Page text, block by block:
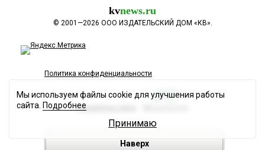
kvnews.ru
© 2001—2026 ООО ИЗДАТЕЛЬСКИЙ ДОМ «КВ».
Политика конфиденциальности
Разработка сайта
Наверх
Мы используем файлы cookie для улучшения работы
сайта. Подробнее
Принимаю